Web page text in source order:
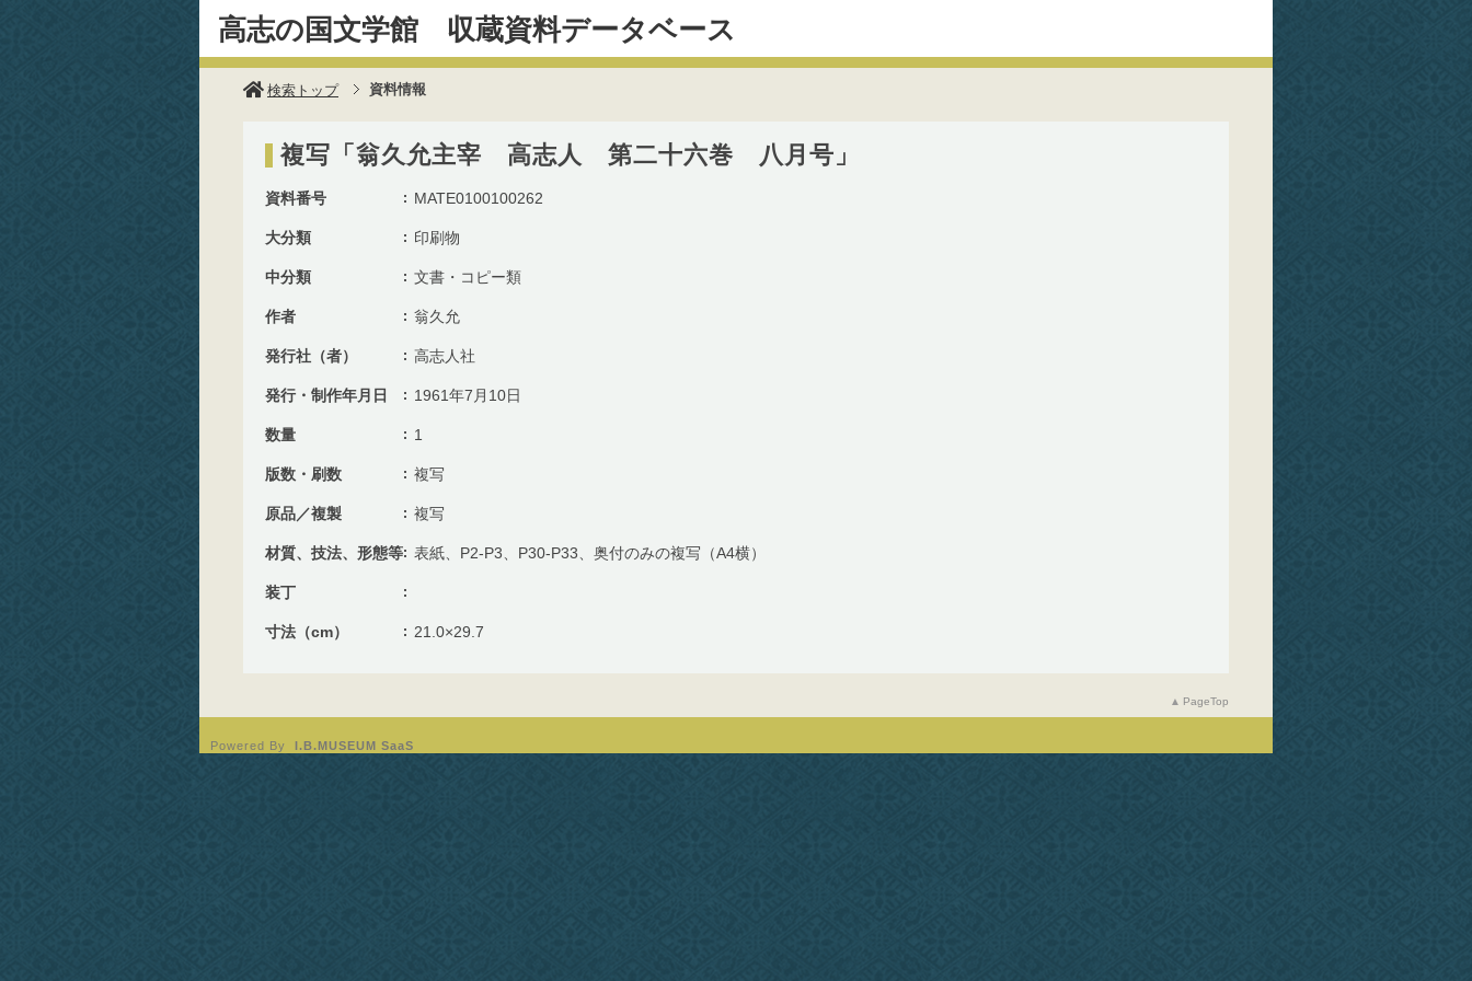
高志の国文学館 収蔵資料データベース
検索トップ 資料情報
複写「翁久允主宰 高志人 第二十六巻 八月号」
資料番号 MATE0100100262
大分類 印刷物
中分類 文書・コピー類
作者 翁久允
発行社（者） 高志人社
発行・制作年月日 1961年7月10日
数量 1
版数・刷数 複写
原品／複製 複写
材質、技法、形態等 表紙、P2-P3、P30-P33、奥付のみの複写（A4横）
装丁
寸法（cm） 21.0×29.7
PageTop
Powered By I.B.MUSEUM SaaS